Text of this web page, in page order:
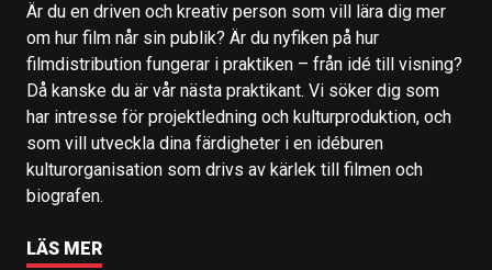
Är du en driven och kreativ person som vill lära dig mer
om hur film når sin publik? Är du nyfiken på hur
filmdistribution fungerar i praktiken – från idé till visning?
Då kanske du är vår nästa praktikant. Vi söker dig som
har intresse för projektledning och kulturproduktion, och
som vill utveckla dina färdigheter i en idéburen
kulturorganisation som drivs av kärlek till filmen och
biografen.
LÄS MER